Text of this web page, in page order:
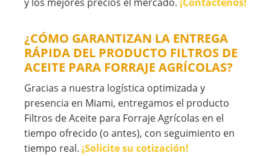
¿CÓMO GARANTIZAN LA ENTREGA
RÁPIDA DEL PRODUCTO FILTROS DE
ACEITE PARA FORRAJE AGRÍCOLAS?
Gracias a nuestra logística optimizada y
presencia en Miami, entregamos el producto
Filtros de Aceite para Forraje Agrícolas en el
tiempo ofrecido (o antes), con seguimiento en
tiempo real. ¡Solicite su cotización!